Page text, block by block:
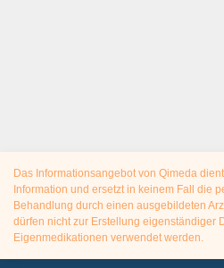
Das Informationsangebot von Qimeda
Information und ersetzt in keinem Fall die
Behandlung durch einen ausgebildeten
dürfen nicht zur Erstellung eigenständiger
Eigenmedikationen verwendet werden.